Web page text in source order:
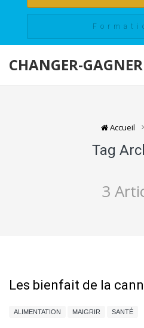
CHANGER-GAGNER
Accueil
Tag
3
Les bienfait de la
ALIMENTATION MAIGRIR SANTÉ